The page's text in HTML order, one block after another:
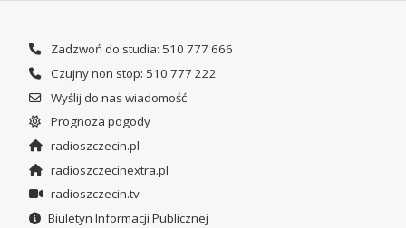
Zadzwoń do studia: 510 777 666
Czujny non stop: 510 777 222
Wyślij do nas wiadomość
Prognoza pogody
radioszczecin.pl
radioszczecinextra.pl
radioszczecin.tv
Biuletyn Informacji Publicznej